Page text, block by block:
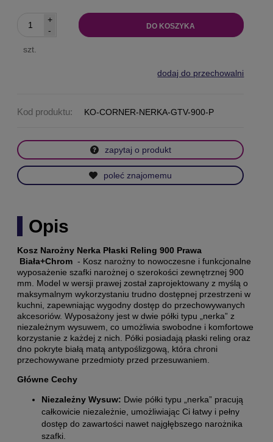
-
+
szt.
DO KOSZYKA
dodaj do przechowalni
Kod produktu: KO-CORNER-NERKA-GTV-900-P
zapytaj o produkt
poleć znajomemu
Opis
Kosz Narożny Nerka Płaski Reling 900 Prawa
Biała+Chrom - Kosz narożny to nowoczesne i funkcjonalne
wyposażenie szafki narożnej o szerokości zewnętrznej 900
mm. Model w wersji prawej został zaprojektowany z myślą o
maksymalnym wykorzystaniu trudno dostępnej przestrzeni w
kuchni, zapewniając wygodny dostęp do przechowywanych
akcesoriów. Wyposażony jest w dwie półki typu „nerka” z
niezależnym wysuwem, co umożliwia swobodne i komfortowe
korzystanie z każdej z nich. Półki posiadają płaski reling oraz
dno pokryte białą matą antypoślizgową, która chroni
przechowywane przedmioty przed przesuwaniem.
Główne Cechy
Niezależny Wysuw: Dwie półki typu „nerka” pracują
całkowicie niezależnie, umożliwiając Ci łatwy i pełny
dostęp do zawartości nawet najgłębszego narożnika
szafki.